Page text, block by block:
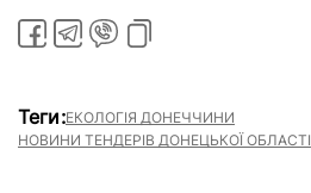
Теги:ЕКОЛОГІЯ ДОНЕЧЧИНИ
НОВИНИ ТЕНДЕРІВ ДОНЕЦЬКОЇ ОБЛАСТІ